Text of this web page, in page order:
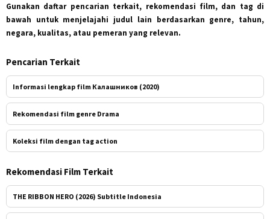
Gunakan daftar pencarian terkait, rekomendasi film, dan tag di
bawah untuk menjelajahi judul lain berdasarkan genre, tahun,
negara, kualitas, atau pemeran yang relevan.
Pencarian Terkait
Informasi lengkap film Калашников (2020)
Rekomendasi film genre Drama
Koleksi film dengan tag action
Rekomendasi Film Terkait
THE RIBBON HERO (2026) Subtitle Indonesia